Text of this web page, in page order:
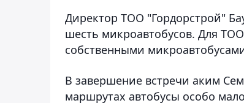
Директор ТОО "Гордорстрой"
шесть микроавтобусов. Для
собственными
В завершение встречи аким
маршрутах автобусы особо